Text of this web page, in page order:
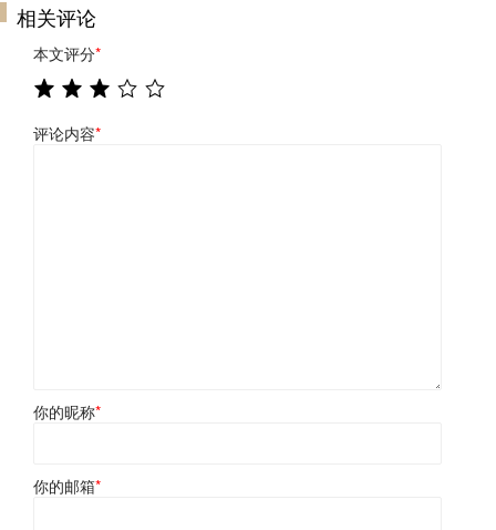
相关评论
本文评分*
评论内容*
你的昵称*
你的邮箱*